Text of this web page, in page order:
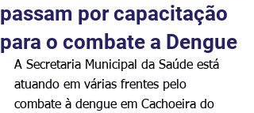
passam por capacitação
para o combate a Dengue
A Secretaria Municipal da Saúde está
atuando em várias frentes pelo
combate à dengue em Cachoeira do